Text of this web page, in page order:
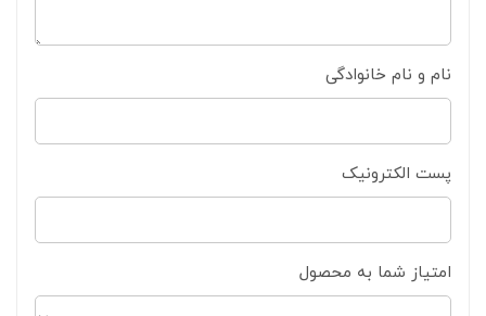
نام و نام خانوادگی
پست الکترونیک
امتیاز شما به محصول